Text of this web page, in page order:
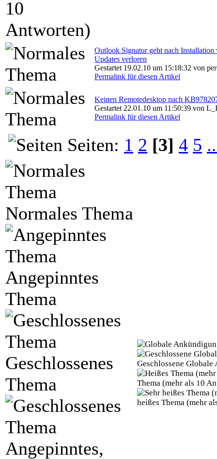
Outlook Signatur geht nach
Updates verloren
Gestartet 19.02.10 um 15:18:32 von
Permalink für diesen Artikel
Keinen Remotedesktop nach
Gestartet 22.01.10 um 11:50:39 von L_I
Permalink für diesen Artikel
Seiten: 1 2 [3] 4 5
Normales Thema
Angepinntes
Thema
Geschlossenes
Thema
Angepinntes,
Geschlossene
Thema (mehr als 10
heißes Thema (mehr